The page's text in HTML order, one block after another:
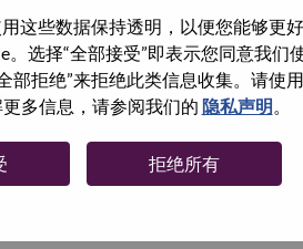
这些数据保持透明，以便您能够更
选择“全部接受”即表示您同意我们
部拒绝”来拒绝此类信息收集。请使
多信息，请参阅我们的 隐私声明。
拒绝所有
号等社交媒体官